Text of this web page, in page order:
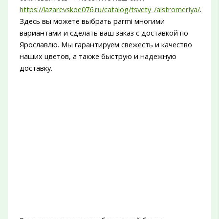
https://lazarevskoe076.ru/catalog/tsvety_/alstromeriya/.
Здесь вы можете выбрать parmi многими
вариантами и сделать ваш заказ с доставкой по
Ярославлю. Мы гарантируем свежесть и качество
наших цветов, а также быструю и надежную
доставку.